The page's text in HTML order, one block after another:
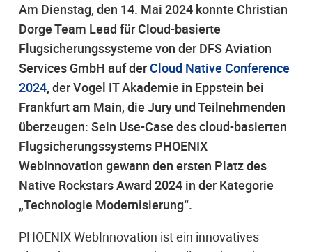
Am Dienstag, den 14. Mai 2024 konnte Christian
Dorge Team Lead für Cloud-basierte
Flugsicherungssysteme von der DFS Aviation
Services GmbH auf derCloud Native Conference
2024, der Vogel IT Akademie in Eppstein bei
Frankfurt am Main, die Jury und Teilnehmenden
überzeugen: Sein Use-Case des cloud-basierten
Flugsicherungssystems PHOENIX
WebInnovation gewann den ersten Platz des
Native Rockstars Award 2024 in der Kategorie
„Technologie Modernisierung“.
PHOENIX WebInnovation ist ein innovatives